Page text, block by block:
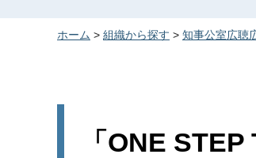
ホーム > 組織から探す > 知事公室広聴
「ONE